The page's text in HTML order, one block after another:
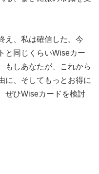
え、私は確信した。今
と同じくらいWiseカー
もしあなたが、これから
に、そしてもっとお得に
ぜひWiseカードを検討